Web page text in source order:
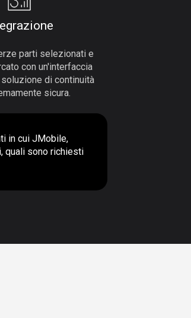
parti selezionati e
con un'interfaccia
di continuità
sicura.
in cui JMobile,
quali sono richiesti